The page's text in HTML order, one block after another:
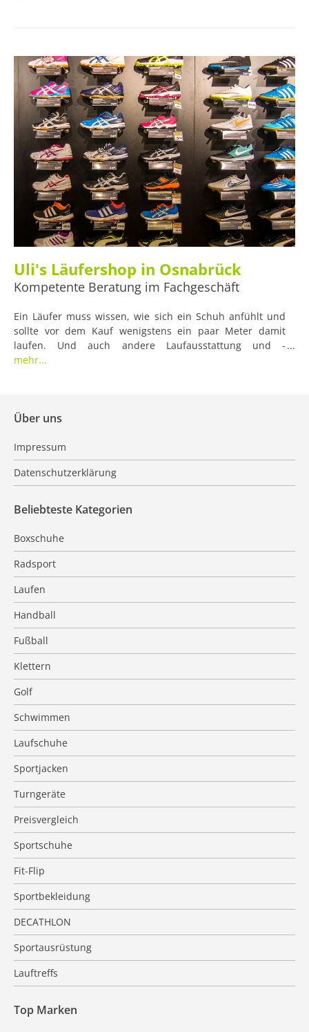
Uli's Läufershop in Osnabrück
Kompetente Beratung im Fachgeschäft
Ein Läufer muss wissen, wie sich ein Schuh anfühlt und
sollte vor dem Kauf wenigstens ein paar Meter damit
laufen. Und auch andere Laufausstattung und -
Bekleidung möchten wir vor dem Kauf manchmal einfach
mehr...
Über uns
Impressum
Datenschutzerklärung
Beliebteste Kategorien
Boxschuhe
Radsport
Laufen
Handball
Fußball
Klettern
Golf
Schwimmen
Laufschuhe
Sportjacken
Turngeräte
Preisvergleich
Sportschuhe
Fit-Flip
Sportbekleidung
DECATHLON
Sportausrüstung
Lauftreffs
Top Marken